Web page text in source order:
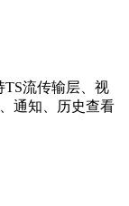
TS流传输层、视
通知、历史查看